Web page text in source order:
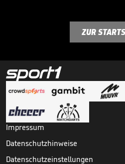
ZUR
Impressum
Datenschutzhinweise
Datenschutzeinstellungen